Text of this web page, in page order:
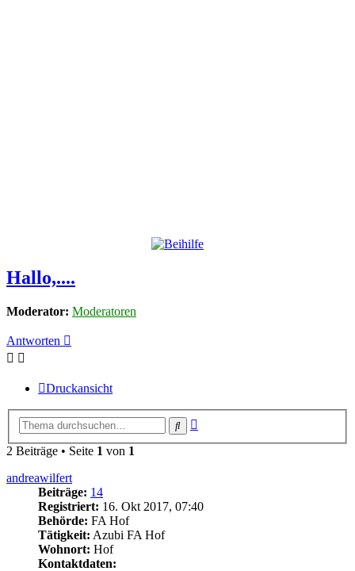
Hallo,....
Moderator: Moderatoren
Antworten
Druckansicht
Suche
2 Beiträge • Seite 1 von 1
andreawilfert
Beiträge: 14
Registriert: 16. Okt 2017, 07:40
Behörde: FA Hof
Tätigkeit: Azubi FA Hof
Wohnort: Hof
Kontaktdaten: